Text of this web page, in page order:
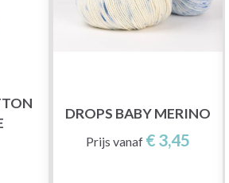
DROPS BABY MERINO
Prijs vanaf € 3,45